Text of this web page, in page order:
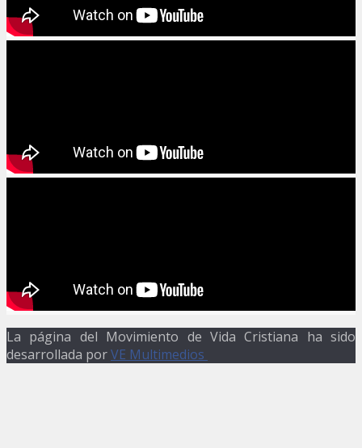
La página del Movimiento de Vida Cristiana ha sido
desarrollada porVE Multimedios